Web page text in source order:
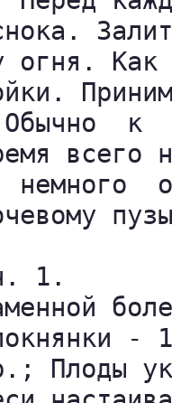
Как
к
всего
немного
1.
Плоды